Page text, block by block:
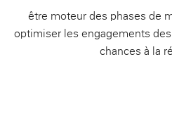
être moteur des phases de
optimiser les engagements
chances à la